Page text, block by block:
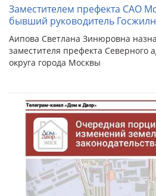
Заместителем префекта САО
бывший руководитель
Аипова Светлана Зинюровна
заместителя префекта Северного
округа города Москвы